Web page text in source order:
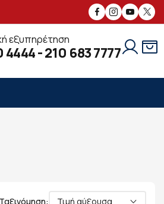
ΣΥΝΑΛΛΑΓΕΣ
εξυπηρέτηση
4444-210 683 7777
Ταξινόμηση: Τιμή αύξουσα